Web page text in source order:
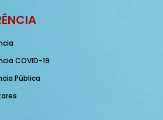
COVID-19
Pública